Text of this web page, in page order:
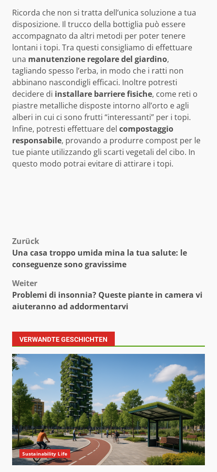
Ricorda che non si tratta dell’unica soluzione a tua
disposizione. Il trucco della bottiglia può essere
accompagnato da altri metodi per poter tenere
lontani i topi. Tra questi consigliamo di effettuare
una manutenzione regolare del giardino,
tagliando spesso l’erba, in modo che i ratti non
abbinano nascondigli efficaci. Inoltre potresti
decidere di installare barrierefisiche, come reti o
piastre metalliche disposte intorno all’orto e agli
alberi in cui ci sono frutti “interessanti” per i topi.
Infine, potresti effettuare del compostaggio
responsabile, provando a produrre compost per le
tue piante utilizzando gli scarti vegetali del cibo. In
questo modo potrai evitare di attirare i topi.
Beitragsnavigation
Zurück
Una casa troppo umida mina la tua salute: le
conseguenze sono gravissime
Weiter
Problemi di insonnia? Queste piante in camera vi
aiuteranno ad addormentarvi
VERWANDTE GESCHICHTEN
Sustainability Life